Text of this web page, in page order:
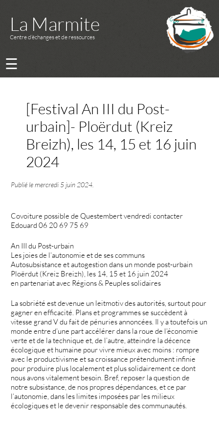
La Marmite
Centre d’échanges et de ressources
☰
[Festival An III du Post-
urbain]- Ploërdut (Kreiz
Breizh), les 14, 15 et 16 juin
2024
Publié lemercredi 5 juin 2024
Covoiture possible de Questembert vendredi contacter
Edouard 06 20 69 75 69
An III du Post-urbain
Les joies de l’autonomie et de ses communs
Autosubsistance et autogestion dans un monde post-urbain
Ploërdut (Kreiz Breizh), les 14, 15 et 16 juin 2024
en partenariat avec Régions & Peuples solidaires
La sobriété est devenue un leitmotiv des autorités, surtout pour
gagner en efficacité. Plans et programmes se succèdent à
vitesse grand V du fait de pénuries annoncées. Il y a toutefois un
monde entre d’une part accélérer dans la roue de l’économie
verte et de la technique et, de l’autre, atteindre la décence
écologique et humaine pour vivre mieux avec moins : rompre
avec le productivisme et sa croissance prétendument infinie
pour produire plus localement et plus solidairement ce dont
nous avons vitalement besoin. Bref, reposer la question de
notre subsistance, de nos propres dépendances, et ce par
l’autonomie, dans les limites imposées par les milieux
écologiques et le devenir responsable des communautés.